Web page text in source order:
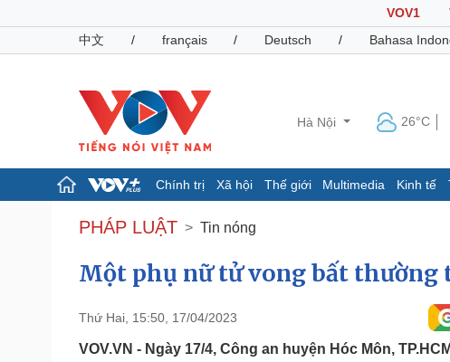
VOV1
中文
/ français / Deutsch / Bahasa
Hà Nội 26°C
Chính trị Xã hội Thế giới Multimedia Kinh tế
Chính trị
Tổ chức nhân sự
Quốc hội
Dự báo thời tiết
Giáo dục
Biển đảo
PHÁP LUẬT Tin nóng
Một phụ nữ tử vong bất thường
Thứ Hai, 15:50, 17/04/2023
VOV.VN - Ngày 17/4, Công an huyện Hóc Môn,